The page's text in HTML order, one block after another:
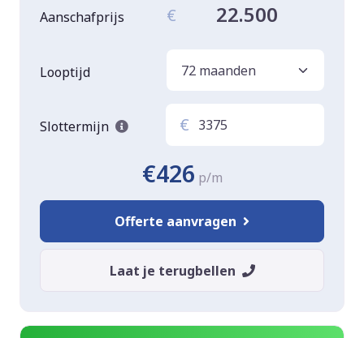
Aanschafprijs € 22.500
Looptijd
Slottermijn €
€426 p/m
Offerte aanvragen
Laat je terugbellen